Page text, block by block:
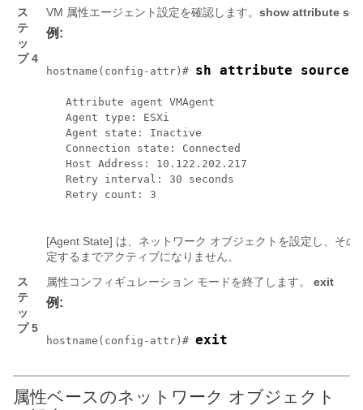
ス
テ
ッ
プ 4
VM 属性エージェント設定を確認します。 show attribute
例:
hostname(config-attr)#
   Attribute agent VMAgent
   Agent type: ESXi
   Agent state: Inactive
   Connection state: Connected
   Host Address: 10.122.202.217
   Retry interval: 30 seconds
   Retry count: 3
[Agent State] は、ネットワーク オブジェクトを設定し、そ
定するまでアクティブになりません。
ス
テ
ッ
プ 5
属性コンフィギュレーション モードを終了します。 exit
例:
hostname(config-attr)# exit
属性ベースのネットワーク オブジェクト